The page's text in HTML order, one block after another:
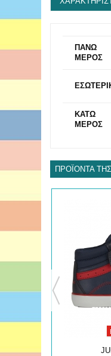
ΠΑΝΩ
ΜΕΡΟΣ
ΚΑΤΩ
ΜΕΡΟΣ
ΠΡΟΪΌΝΤΑ